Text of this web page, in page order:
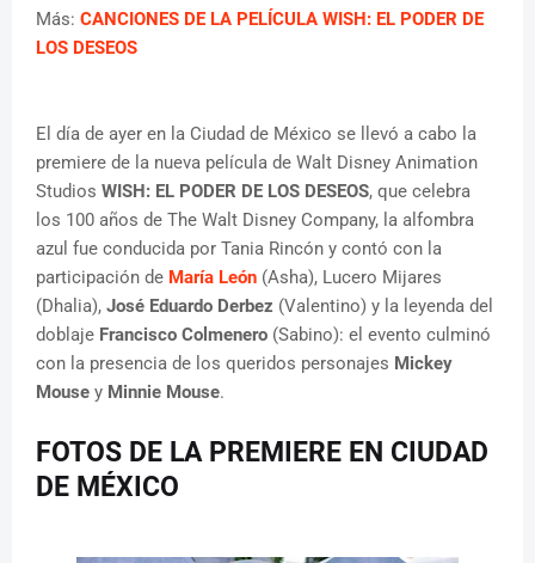
Más: CANCIONES DE LA PELÍCULA WISH: EL PODER DE
LOS DESEOS
El día de ayer en la Ciudad de México se llevó a cabo la
premiere de la nueva película de Walt Disney Animation
Studios WISH: EL PODER DE LOS DESEOS, que celebra
los 100 años de The Walt Disney Company, la alfombra
azul fue conducida por Tania Rincón y contó con la
participación de María León (Asha), Lucero Mijares
(Dhalia), José Eduardo Derbez (Valentino) y la leyenda del
doblaje Francisco Colmenero (Sabino): el evento culminó
con la presencia de los queridos personajes Mickey
Mouse y Minnie Mouse.
FOTOS DE LA PREMIERE EN CIUDAD
DE MÉXICO